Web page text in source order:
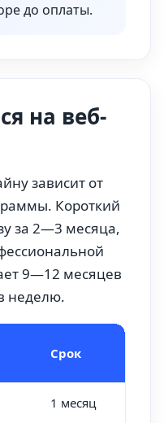
до оплаты.
на веб-
зависит от
Короткий
за 2—3 месяца,
9—12 месяцев
неделю.
Срок
1 месяц